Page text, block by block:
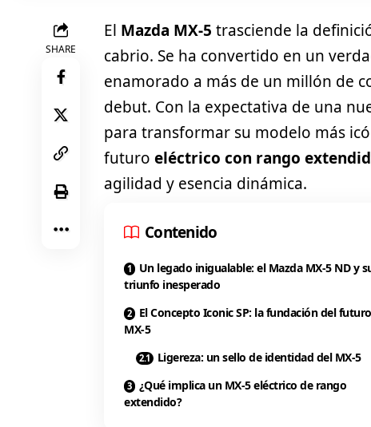
SHARE
El Mazda MX-5 trasciende la
cabrio. Se ha convertido en un
enamorado a más de un millón de
debut. Con la expectativa de una
para transformar su modelo más
futuro eléctrico con rango
agilidad y esencia dinámica.
Contenido
Un legado inigualable: el Mazda MX-5 ND y
triunfo inesperado
El Concepto Iconic SP: la fundación del futuro
MX-5
Ligereza: un sello de identidad del MX-5
¿Qué implica un MX-5 eléctrico de rango
extendido?